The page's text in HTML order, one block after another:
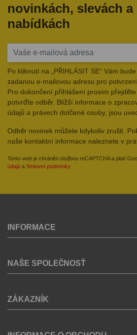
novinkách, slevách
nabídkách
Po kliknutí na „PŘIHLÁSIT SE“ Vám
zadanou e-mailovou adresu pro
Pro dokončení přihlášení prosím
potvrďte odběr. Bližší informace o
údajů a právech dotčené osoby, jsou
Odběr novinek můžete kdykoliv zrušit.
naše kontaktní informace naleznete v
Tento web je chráněn službou reCAPTCHA a platí
údajů a Smluvní podmínky.
INFORMACE
NAŠE SPOLEČNOSŤ
ZÁKAZNÍK